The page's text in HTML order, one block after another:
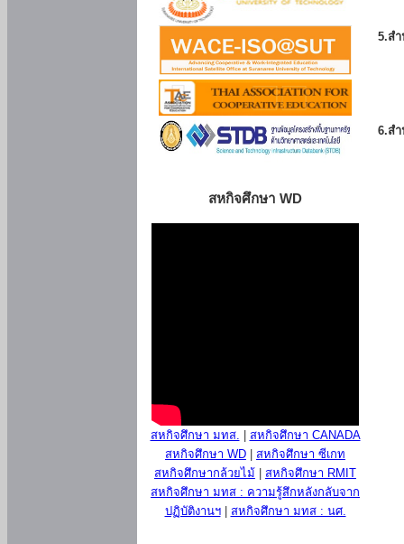
สหกิจศึกษา WD
สหกิจศึกษา มทส.
สหกิจศึกษา CANADA
สหกิจศึกษา WD
สหกิจศึกษา ซีเกท
สหกิจศึกษากล้วยไม้
สหกิจศึกษา RMIT
สหกิจศึกษา มทส : ความรู้สึกหลังกลับจาก
ปฏิบัติงานฯ| สหกิจศึกษา มทส : นศ.
5.ส
6.ส